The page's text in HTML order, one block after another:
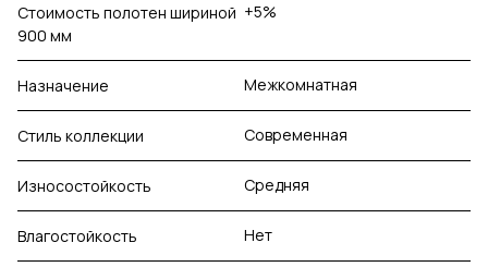
Стоимость полотен шириной
900 мм
+5%
Назначение Межкомнатная
Стиль коллекции Современная
Износостойкость Средняя
Влагостойкость Нет